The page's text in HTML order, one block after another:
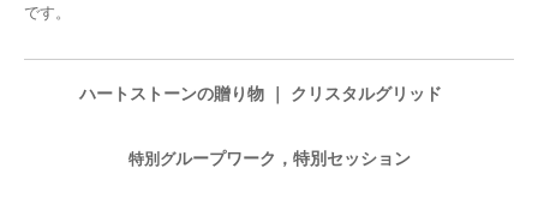
です。
ハートストーンの贈り物 ｜ クリスタルグリッド
特別グループワーク，特別セッション